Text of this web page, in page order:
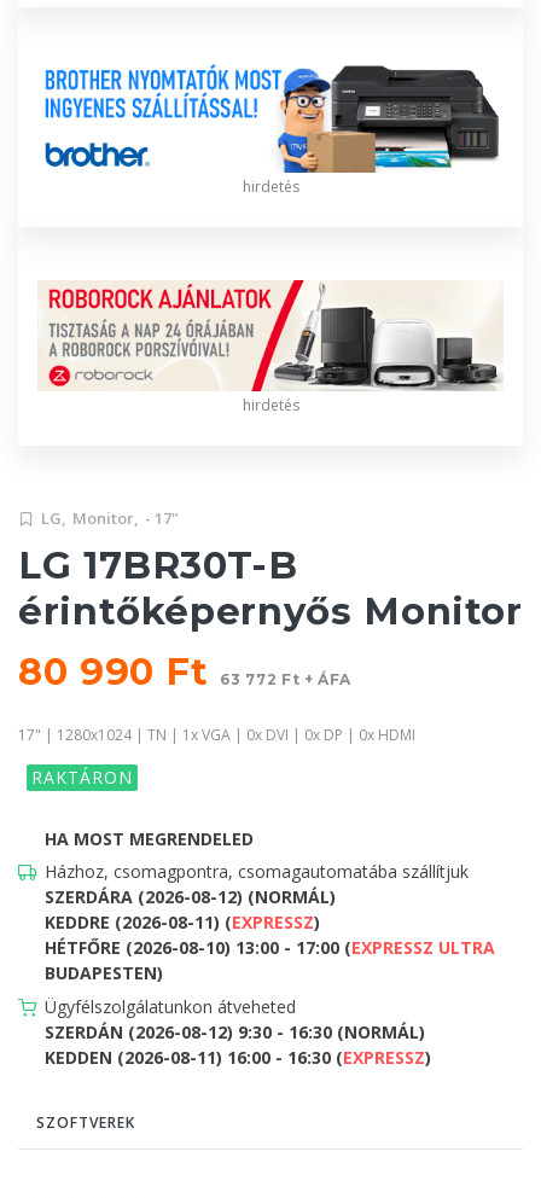
hirdetés
hirdetés
LG, Monitor, - 17"
LG 17BR30T-B
érintőképernyős Monitor
80 990 Ft
63 772 Ft + ÁFA
17" | 1280x1024 | TN | 1x VGA | 0x DVI | 0x DP | 0x HDMI
RAKTÁRON
HA MOST MEGRENDELED
Házhoz, csomagpontra, csomagautomatába szállítjuk
SZERDÁRA (2026-08-12) (NORMÁL)
KEDDRE (2026-08-11) (EXPRESSZ)
HÉTFŐRE (2026-08-10) 13:00 - 17:00 (EXPRESSZ ULTRA
BUDAPESTEN)
Ügyfélszolgálatunkon átveheted
SZERDÁN (2026-08-12) 9:30 - 16:30 (NORMÁL)
KEDDEN (2026-08-11) 16:00 - 16:30 (EXPRESSZ)
SZOFTVEREK